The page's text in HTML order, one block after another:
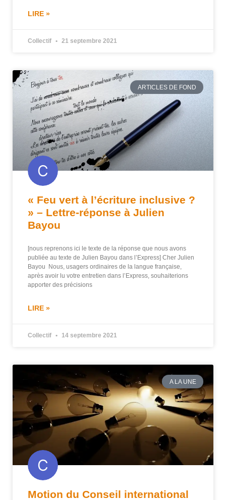
LIRE »
Collectif 21 septembre 2021
ARTICLES DE FOND
« Feu vert à l’écriture inclusive ?
» – Lettre-réponse à Julien
Bayou
[nous reprenons ici le texte de la réponse que nous avons
publiée au texte de Julien Bayou dans l’Express] Cher Julien
Bayou Nous, usagers ordinaires de la langue française,
après avoir lu votre entretien dans l’Express, souhaiterions
apporter des précisions
LIRE »
Collectif 14 septembre 2021
A LA UNE
Motion du Conseil international